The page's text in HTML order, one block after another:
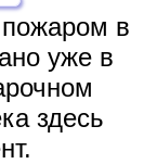
в
уже в
здесь